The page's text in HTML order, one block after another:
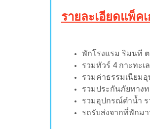
รายละเอียดแพ็ค
พักโรงแรม ริมนที
รวมทัวร์ 4 กาะทะเ
รวมค่าธรรมเนียม
รวมประกันภัยทางท
รวมอุปกรณ์ดำน้ำ ร
รถรับส่งจากที่พักม